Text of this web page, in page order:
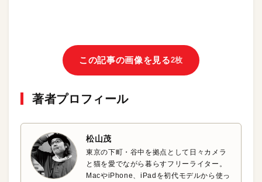
この記事の画像を見る2枚
著者プロフィール
松山茂
東京の下町・谷中を拠点として日々カメラ
と猫を愛でながら暮らすフリーライター。
MacやiPhone、iPadを初代モデルから使っ